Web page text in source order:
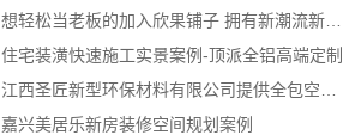
住宅装潢快速施工实景案例-顶派全铝高端定制
嘉兴美居乐新房装修空间规划案例